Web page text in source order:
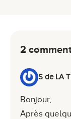
2
S de LA
Bonjour,
Après